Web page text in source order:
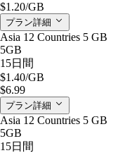
$1.20/GB
プラン詳細
Asia 12 Countries 5 GB
5GB
15日間
$1.40/GB
$6.99
プラン詳細
Asia 12 Countries 5 GB
5GB
15日間